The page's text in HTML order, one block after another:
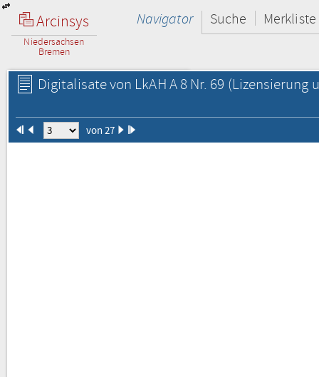
Arcinsys
Niedersachsen
Bremen
Navigator Suche Merkliste
Digitalisate von LkAH A 8 Nr. 69 (Lizensierung
von 27